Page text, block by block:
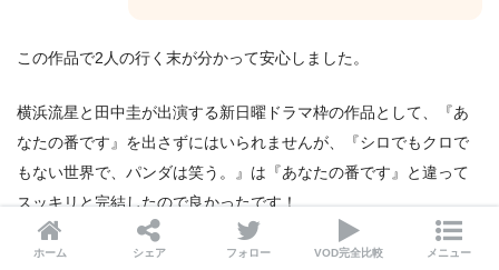
この作品で2人の行く末が分かって安心しました。
横浜流星と田中圭が出演する新日曜ドラマ枠の作品として、『あ
なたの番です』を出さずにはいられませんが、『シロでもクロで
もない世界で、パンダは笑う。』は『あなたの番です』と違って
スッキリと完結したので良かったです！
『シロでもクロでもない世界で、パンダは笑う。』動画フル無
ホーム シェア フォロー VOD完全比較 メニュー